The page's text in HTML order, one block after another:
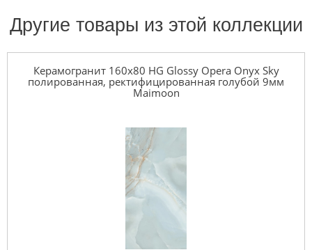
Другие товары из этой коллекции
Керамогранит 160x80 HG Glossy Opera Onyx Sky
полированная, ректифицированная голубой 9мм
Maimoon